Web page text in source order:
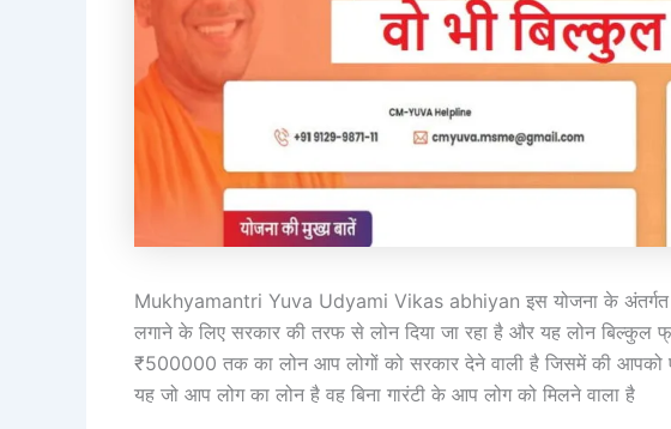
Mukhyamantri Yuva Udyami Vikas abhiyan इस योजना के अंतर्गत
लगाने के लिए सरकार की तरफ से लोन दिया जा रहा है और यह लोन बिल्कुल
₹500000 तक का लोन आप लोगों को सरकार देने वाली है जिसमें की आपको
यह जो आप लोग का लोन है वह बिना गारंटी के आप लोग को मिलने वाला है